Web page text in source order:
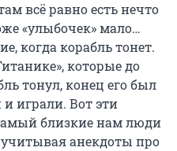
всё равно есть нечто
«улыбочек» мало…
когда корабль тонет.
которые до
тонул, конец его был
играли. Вот эти
близкие нам люди
анекдоты про